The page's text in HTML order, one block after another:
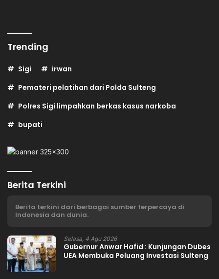
Trending
Sigi
irwan
Pemateri pelatihan dari Polda Sulteng
Polres Sigi limpahkan berkas kasus narkoba
bupati
Berita Terkini
Berita terkini dari berbagai sumber terpercaya di
Indonesia dan dunia.
Selasa, 4 Agu 2026
Gubernur Anwar Hafid : Kunjungan Dubes
UEA Membuka Peluang Investasi Sulteng